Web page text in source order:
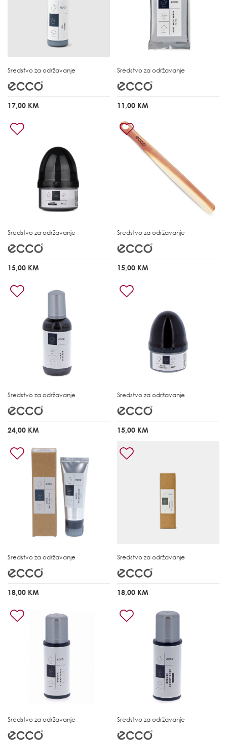
Sredstvo za održavanje
17,00 KM
Sredstvo za održavanje
11,00 KM
Sredstvo za održavanje
15,00 KM
Sredstvo za održavanje
15,00 KM
Sredstvo za održavanje
24,00 KM
Sredstvo za održavanje
15,00 KM
Sredstvo za održavanje
18,00 KM
Sredstvo za održavanje
18,00 KM
Sredstvo za održavanje Sredstvo za održavanje